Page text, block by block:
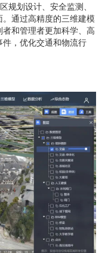
规划设计、安全监测、
通过高精度的三维建模
和管理者更加科学、高
，优化交通和物流行